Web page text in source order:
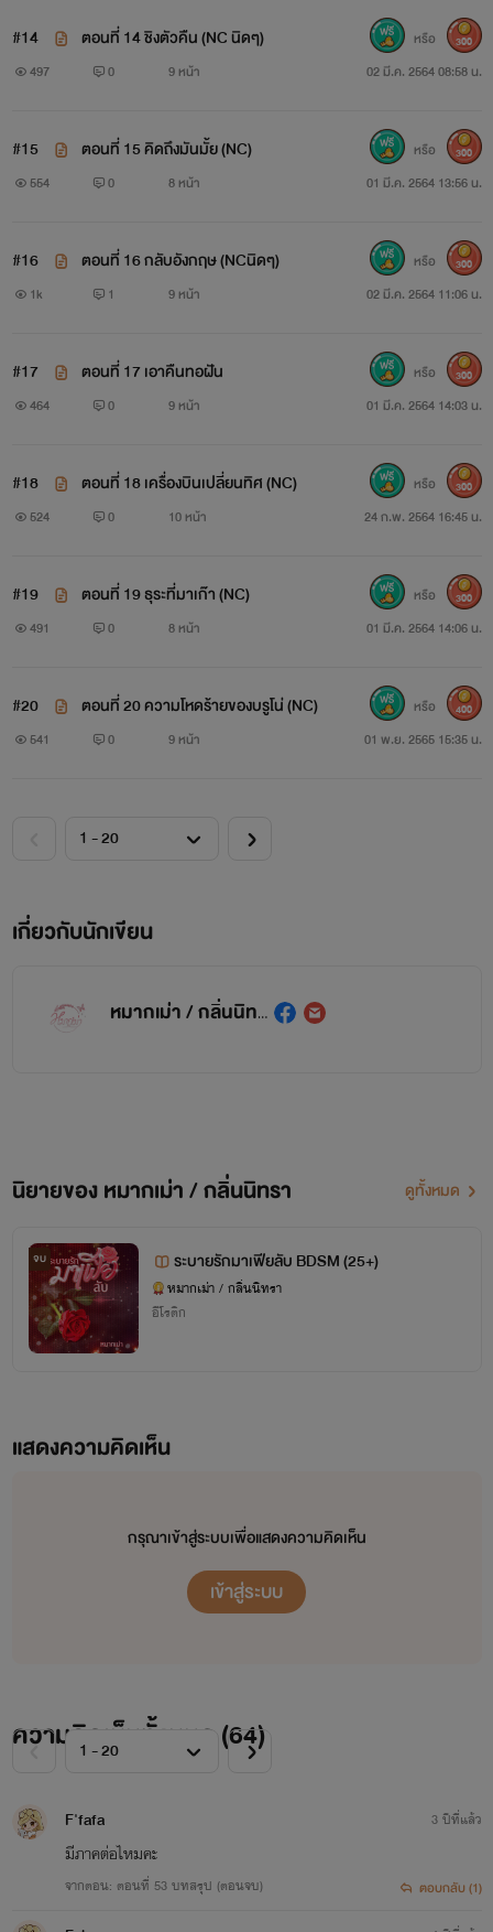
#14 ตอนที่ 14 ชิงตัวคืน (NC นิดๆ)
497 0 9 หน้า 02 มี.ค. 2564 08:58 น.
หรือ 300
#15 ตอนที่ 15 คิดถึงมันมั้ย (NC)
554 0 8 หน้า 01 มี.ค. 2564 13:56 น.
หรือ 300
#16 ตอนที่ 16 กลับอังกฤษ (NCนิดๆ)
1k 1 9 หน้า 02 มี.ค. 2564 11:06 น.
หรือ 300
#17 ตอนที่ 17 เอาคืนทอฝัน
464 0 9 หน้า 01 มี.ค. 2564 14:03 น.
หรือ 300
#18 ตอนที่ 18 เครื่องบินเปลี่ยนทิศ (NC)
524 0 10 หน้า 24 ก.พ. 2564 16:45 น.
หรือ 300
#19 ตอนที่ 19 ธุระที่มาเก๊า (NC)
491 0 8 หน้า 01 มี.ค. 2564 14:06 น.
หรือ 300
#20 ตอนที่ 20 ความโหดร้ายของบรูโน่ (NC)
541 0 9 หน้า 01 พ.ย. 2565 15:35 น.
หรือ 400
เกี่ยวกับนักเขียน
หมากเม่า / กลิ่นนิทรา
นิยายของ หมากเม่า / กลิ่นนิทรา ดูทั้งหมด
จบ ระบายรักมาเฟียลับ BDSM (25+)
หมากเม่า / กลิ่นนิทรา
อีโรติก
แสดงความคิดเห็น
กรุณาเข้าสู่ระบบเพื่อแสดงความคิดเห็น
เข้าสู่ระบบ
ความคิดเห็นทั้งหมด (64)
F'fafa
มีภาคต่อไหมคะ
จากตอน: ตอนที่ 53 บทสรุป (ตอนจบ)
3 ปีที่แล้ว
ตอบกลับ (1)